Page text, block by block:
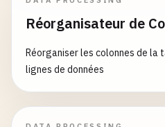
Réorganisateur de
Réorganiser les colonnes de la
lignes de données